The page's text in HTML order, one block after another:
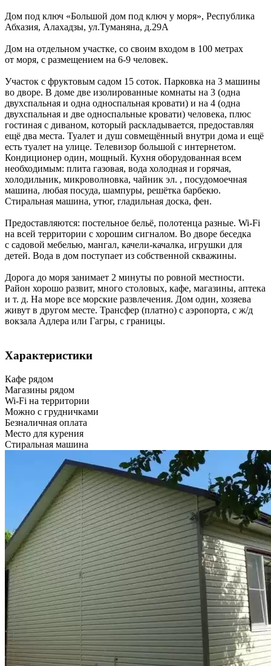
Дом под ключ «Большой дом под ключ у моря», Республика
Абхазия, Алахадзы, ул.Туманяна, д.29А
Дом на отдельном участке, со своим входом в 100 метрах
от моря, с размещением на 6-9 человек.
Участок с фруктовым садом 15 соток. Парковка на 3 машины
во дворе. В доме две изолированные комнаты на 3 (одна
двухспальная и одна односпальная кровати) и на 4 (одна
двухспальная и две односпальные кровати) человека, плюс
гостиная с диваном, который раскладывается, предоставляя
ещё два места. Туалет и душ совмещённый внутри дома и ещё
есть туалет на улице. Телевизор большой с интернетом.
Кондиционер один, мощный. Кухня оборудованная всем
необходимым: плита газовая, вода холодная и горячая,
холодильник, микроволновка, чайник эл. , посудомоечная
машина, любая посуда, шампуры, решётка барбекю.
Стиральная машина, утюг, гладильная доска, фен.
Предоставляются: постельное бельё, полотенца разные. Wi-Fi
на всей территории с хорошим сигналом. Во дворе беседка
с садовой мебелью, мангал, качели-качалка, игрушки для
детей. Вода в дом поступает из собственной скважины.
Дорога до моря занимает 2 минуты по ровной местности.
Район хорошо развит, много столовых, кафе, магазины, аптека
и т. д. На море все морские развлечения. Дом один, хозяева
живут в другом месте. Трансфер (платно) с аэропорта, с ж/д
вокзала Адлера или Гагры, с границы.
Характеристики
Кафе рядом
Магазины рядом
Wi-Fi на территории
Можно с грудничками
Безналичная оплата
Место для курения
Стиральная машина